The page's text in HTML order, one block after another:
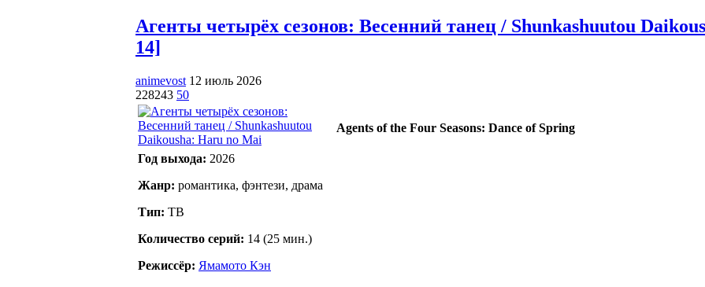
Агенты четырёх сезонов: Весенний танец / Shunkashuutou
14]
animevost 12 июль 2026
228243 50
Agents of the Four Seasons: Dance of Spring
Год выхода: 2026
Жанр: романтика, фэнтези, драма
Тип: ТВ
Количество серий: 14 (25 мин.)
Режиссёр: Ямамото Кэн